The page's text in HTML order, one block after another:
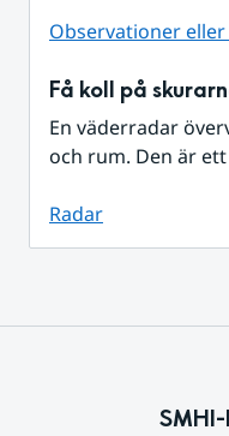
Observationer
Få koll på
En väderradar
och rum. Den är
Radar